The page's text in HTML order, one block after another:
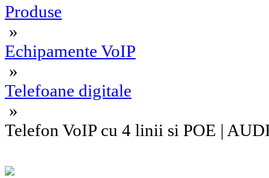
Produse
»
Echipamente VoIP
»
Telefoane digitale
»
Telefon VoIP cu 4 linii si POE |